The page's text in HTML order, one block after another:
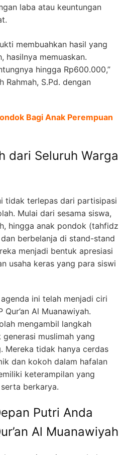
laba atau keuntungan
membuahkan hasil yang
hasilnya memuaskan.
hingga Rp600.000,”
Rahmah, S.Pd. dengan
Bagi Anak Perempuan
dari Seluruh Warga
tidak terlepas dari partisipasi
Mulai dari sesama siswa,
hingga anak pondok (tahfidz
berbelanja di stand-stand
menjadi bentuk apresiasi
usaha keras yang para siswi
ini telah menjadi ciri
Al Muanawiyah.
mengambil langkah
muslimah yang
Mereka tidak hanya cerdas
dan kokoh dalam hafalan
keterampilan yang
berkarya.
Putri Anda
Al Muanawiyah